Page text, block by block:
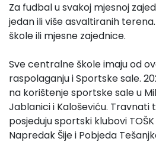
Za fudbal u svakoj mjesnoj
jedan ili više asvaltiranih
škole ili mjesne zajednice.
Sve centralne škole imaju od
raspolaganju i Sportske sale.
na korištenje sportske sale u
Jablanici i Kaloševiću. Travnati
posjeduju sportski klubovi
Napredak Šije i Pobjeda